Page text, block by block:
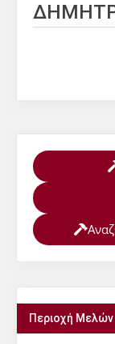
Περιοχή Μελών